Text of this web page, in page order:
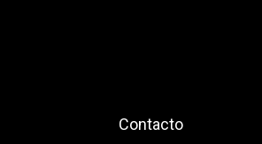
Contacto